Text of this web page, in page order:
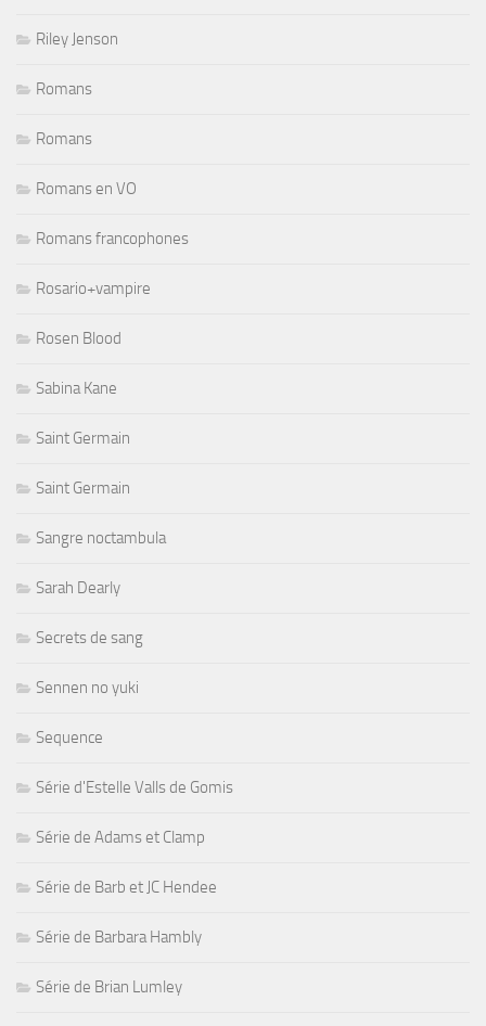
Riley Jenson
Romans
Romans
Romans en VO
Romans francophones
Rosario+vampire
Rosen Blood
Sabina Kane
Saint Germain
Saint Germain
Sangre noctambula
Sarah Dearly
Secrets de sang
Sennen no yuki
Sequence
Série d'Estelle Valls de Gomis
Série de Adams et Clamp
Série de Barb et JC Hendee
Série de Barbara Hambly
Série de Brian Lumley